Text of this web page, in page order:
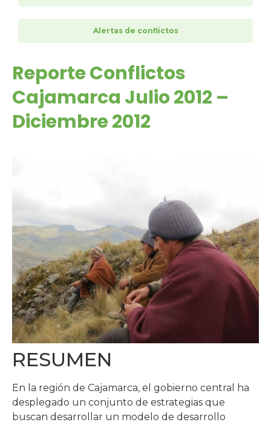
Alertas de conflictos
Reporte Conflictos
Cajamarca Julio 2012 –
Diciembre 2012
RESUMEN
En la región de Cajamarca, el gobierno central ha
desplegado un conjunto de estrategias que
buscan desarrollar un modelo de desarrollo